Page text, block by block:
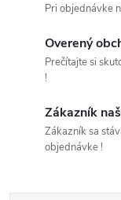
Pri objednávke
Overený
Prečítajte si
!
Zákazník
Zákazník sa
objednávke !